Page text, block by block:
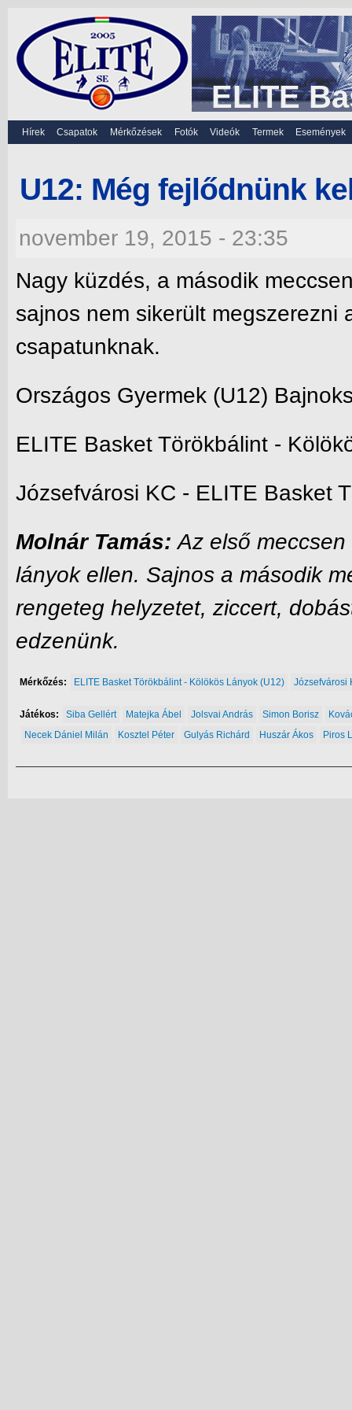
ELITE
Hírek Csapatok Mérkőzések Fotók Videók Termek Események
U12: Még fejlődnünk
november 19, 2015 - 23:35
Nagy küzdés, a második
sajnos nem sikerült megszerezni
csapatunknak.
Országos Gyermek (U12)
ELITE Basket Törökbálint -
Józsefvárosi KC - ELITE Basket
Molnár Tamás: Az első
lányok ellen. Sajnos a második
rengeteg helyzetet, ziccert,
edzenünk.
Mérkőzés: ELITE Basket Törökbálint - Kölökös Lányok (U12) Józsefvárosi
Játékos: Siba Gellért Matejka Ábel Jolsvai András Simon Borisz
Necek Dániel Milán
Kosztel Péter Gulyás Richárd Huszár Ákos Piros